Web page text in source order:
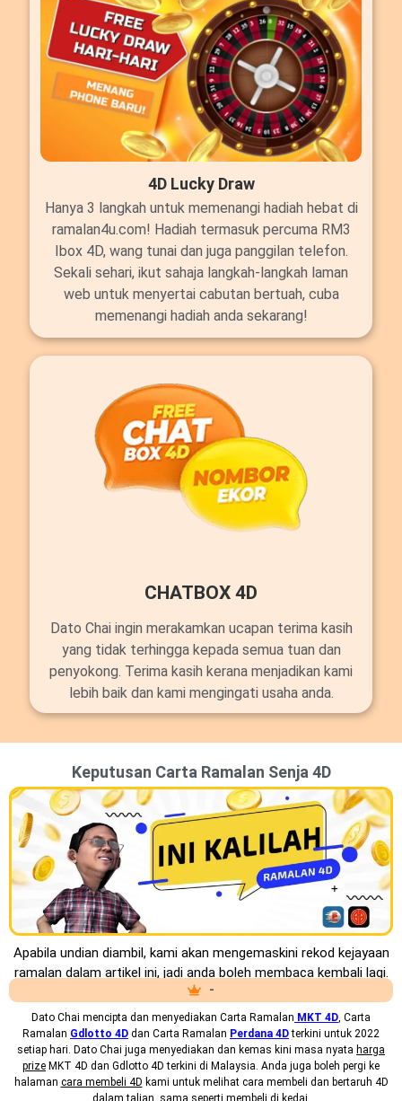
4D Lucky Draw
Hanya 3 langkah untuk memenangi hadiah hebat di
ramalan4u.com! Hadiah termasuk percuma RM3
Ibox 4D, wang tunai dan juga panggilan telefon.
Sekali sehari, ikut sahaja langkah-langkah laman
web untuk menyertai cabutan bertuah, cuba
memenangi hadiah anda sekarang!
CHATBOX 4D
Dato Chai ingin merakamkan ucapan terima kasih
yang tidak terhingga kepada semua tuan dan
penyokong. Terima kasih kerana menjadikan kami
lebih baik dan kami mengingati usaha anda.
Keputusan Carta Ramalan Senja 4D
Apabila undian diambil, kami akan mengemaskini rekod kejayaan
ramalan dalam artikel ini, jadi anda boleh membaca kembali lagi.
-
Dato Chai mencipta dan menyediakan Carta Ramalan MKT 4D , Carta
Ramalan Gdlotto 4D dan Carta Ramalan Perdana 4Dterkini untuk 2022
setiap hari. Dato Chai juga menyediakan dan kemas kini masa nyata harga
prize MKT 4D dan Gdlotto 4D terkini di Malaysia. Anda juga boleh pergi ke
halaman cara membeli 4D kami untuk melihat cara membeli dan bertaruh 4D
dalam talian, sama seperti membeli di kedai.